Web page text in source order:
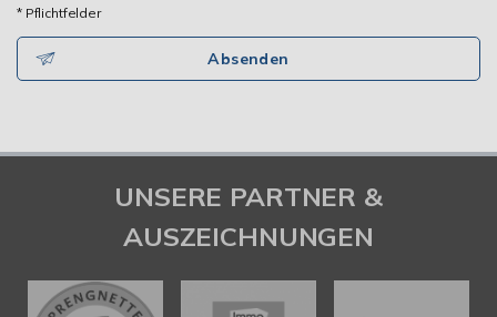
* Pflichtfelder
Absenden
UNSERE PARTNER &
AUSZEICHNUNGEN